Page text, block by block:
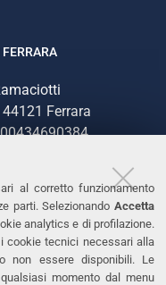
al corretto funzionamento
parti. Selezionando Accetta
analytics e di profilazione.
cookie tecnici necessari alla
non essere disponibili. Le
momento dal menu
Ferrara
00434690384